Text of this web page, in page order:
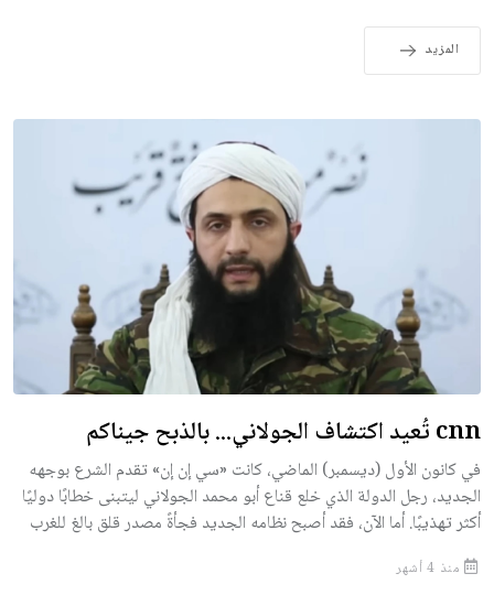
المزيد
cnn تُعيد اكتشاف الجولاني... بالذبح جيناكم
في كانون الأول (ديسمبر) الماضي، كانت «سي إن إن» تقدم الشرع بوجهه
الجديد، رجل الدولة الذي خلع قناع أبو محمد الجولاني ليتبنى خطابًا دوليًا
أكثر تهذيبًا. أما الآن، فقد أصبح نظامه الجديد فجأةً مصدر قلق بالغ للغرب
منذ 4 أشهر